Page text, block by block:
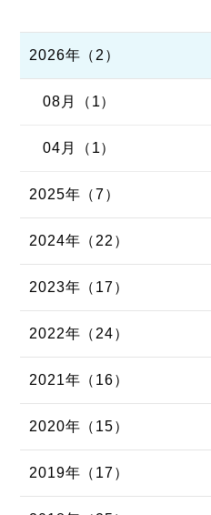
2026年（2）
08月（1）
04月（1）
2025年（7）
2024年（22）
2023年（17）
2022年（24）
2021年（16）
2020年（15）
2019年（17）